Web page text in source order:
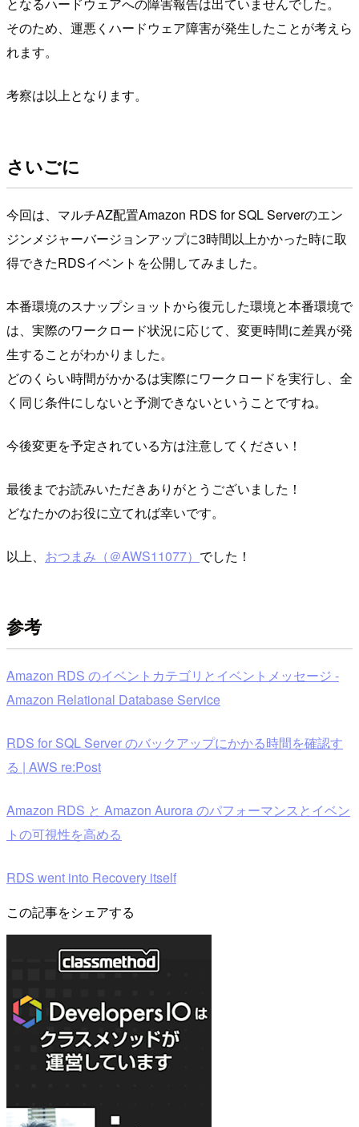
そのため、運悪くハードウェア障害が発生したことが考えら
れます。
考察は以上となります。
さいごに
今回は、マルチAZ配置Amazon RDS for SQL Serverのエン
ジンメジャーバージョンアップに3時間以上かかった時に取
得できたRDSイベントを公開してみました。
本番環境のスナップショットから復元した環境と本番環境で
は、実際のワークロード状況に応じて、変更時間に差異が発
生することがわかりました。
どのくらい時間がかかるは実際にワークロードを実行し、全
く同じ条件にしないと予測できないということですね。
今後変更を予定されている方は注意してください！
最後までお読みいただきありがとうございました！
どなたかのお役に立てれば幸いです。
以上、 おつまみ（＠AWS11077） でした！
参考
Amazon RDS のイベントカテゴリとイベントメッセージ -
Amazon Relational Database Service
RDS for SQL Server のバックアップにかかる時間を確認す
る | AWS re:Post
Amazon RDS と Amazon Aurora のパフォーマンスとイベン
トの可視性を高める
RDS went into Recovery itself
この記事をシェアする